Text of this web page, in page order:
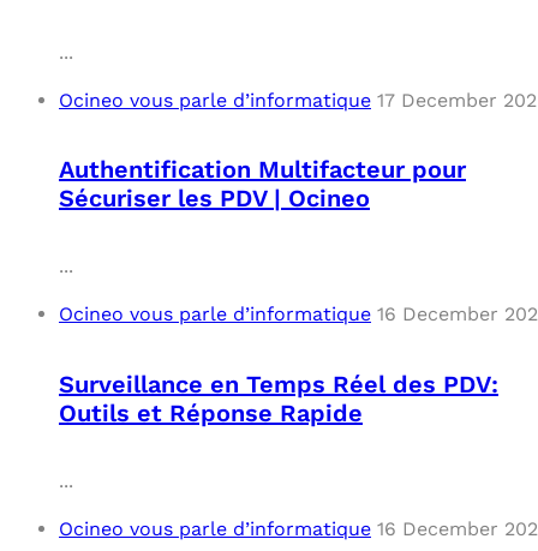
...
Ocineo vous parle d’informatique 17 December
Authentification Multifacteur pour
Sécuriser les PDV | Ocineo
...
Ocineo vous parle d’informatique 16 December
Surveillance en Temps Réel des PDV:
Outils et Réponse Rapide
...
Ocineo vous parle d’informatique 16 December